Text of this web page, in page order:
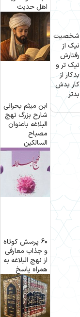
شخصیت
نیک از
رفتارش
نیک تر و
بدکار از
کار بدش
بدتر
اهل حدیث
ابن میثم بحرانی
شارح بزرگ نهج
البلاغه باعنوان
مصباح
السالکین
60 پرسش کوتاه
و جذاب معارفی
از نهج البلاغه به
همراه پاسخ